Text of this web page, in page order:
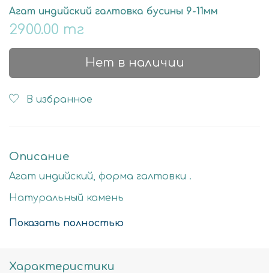
Агат индийский галтовка бусины 9-11мм
2900.00 тг
Нет в наличии
В избранное
Описание
Агат индийский, форма галтовки .
Натуральный камень
Стоимость за нить 40см
Показать полностью
Характеристики